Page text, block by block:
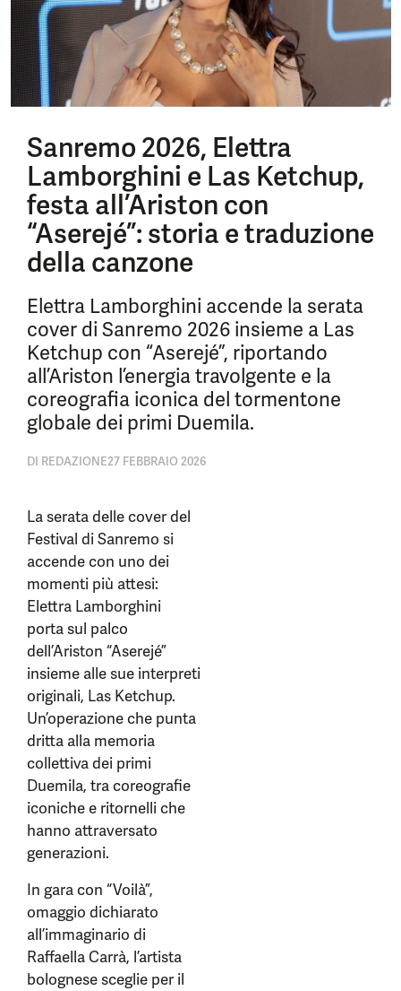
Sanremo 2026, Elettra
Lamborghini e Las Ketchup,
festa all’Ariston con
“Aserejé”: storia e traduzione
della canzone
Elettra Lamborghini accende la serata
cover di Sanremo 2026 insieme a Las
Ketchup con “Aserejé”, riportando
all’Ariston l’energia travolgente e la
coreografia iconica del tormentone
globale dei primi Duemila.
DI REDAZIONE27 FEBBRAIO 2026
La serata delle cover del
Festival di Sanremo si
accende con uno dei
momenti più attesi:
Elettra Lamborghini
porta sul palco
dell’Ariston “Aserejé”
insieme alle sue interpreti
originali, Las Ketchup.
Un’operazione che punta
dritta alla memoria
collettiva dei primi
Duemila, tra coreografie
iconiche e ritornelli che
hanno attraversato
generazioni.
In gara con “Voilà”,
omaggio dichiarato
all’immaginario di
Raffaella Carrà, l’artista
bolognese sceglie per il